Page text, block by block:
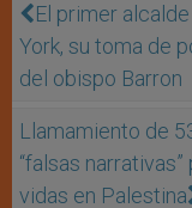
El primer
York, su toma de
del obispo Barron
Llamamiento de
“falsas
vidas en Palestina